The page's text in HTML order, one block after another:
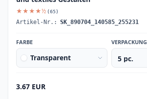
★★★★½ (65)
Artikel-Nr.: SK_890704_140585_255231
FARBE
Transparent
VERPACKUNG
3.67 EUR